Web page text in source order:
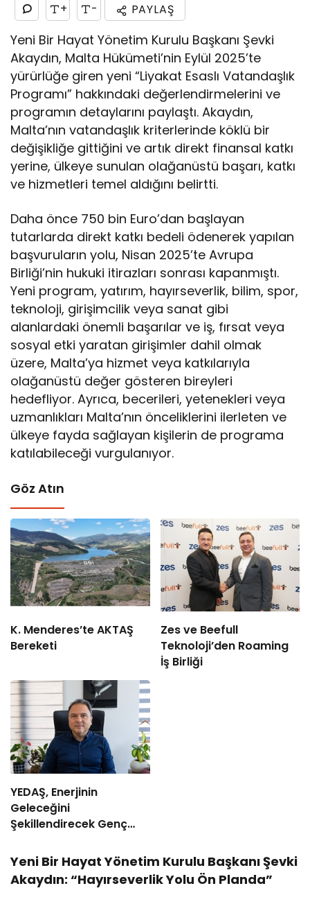
+ - PAYLAŞ
Yeni Bir Hayat Yönetim Kurulu Başkanı Şevki
Akaydın, Malta Hükümeti’nin Eylül 2025’te
yürürlüğe giren yeni “Liyakat Esaslı Vatandaşlık
Programı” hakkındaki değerlendirmelerini ve
programın detaylarını paylaştı. Akaydın,
Malta’nın vatandaşlık kriterlerinde köklü bir
değişikliğe gittiğini ve artık direkt finansal katkı
yerine, ülkeye sunulan olağanüstü başarı, katkı
ve hizmetleri temel aldığını belirtti.
Daha önce 750 bin Euro’dan başlayan
tutarlarda direkt katkı bedeli ödenerek yapılan
başvuruların yolu, Nisan 2025’te Avrupa
Birliği’nin hukuki itirazları sonrası kapanmıştı.
Yeni program, yatırım, hayırseverlik, bilim, spor,
teknoloji, girişimcilik veya sanat gibi
alanlardaki önemli başarılar ve iş, fırsat veya
sosyal etki yaratan girişimler dahil olmak
üzere, Malta’ya hizmet veya katkılarıyla
olağanüstü değer gösteren bireyleri
hedefliyor. Ayrıca, becerileri, yetenekleri veya
uzmanlıkları Malta’nın önceliklerini ilerleten ve
ülkeye fayda sağlayan kişilerin de programa
katılabileceği vurgulanıyor.
Göz Atın
K. Menderes’te AKTAŞ
Bereketi
Zes ve Beefull
Teknoloji’den Roaming
İş Birliği
YEDAŞ, Enerjinin
Geleceğini
Şekillendirecek Genç
Yeni Bir Hayat Yönetim Kurulu Başkanı Şevki
Akaydın: “Hayırseverlik Yolu Ön Planda”